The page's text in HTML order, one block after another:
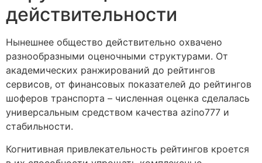
действительности
Нынешнее общество действительно охвачено
разнообразными оценочными структурами. От
академических ранжирований до рейтингов
сервисов, от финансовых показателей до рейтингов
шоферов транспорта – численная оценка сделалась
универсальным средством качества azino777 и
стабильности.
Когнитивная привлекательность рейтингов кроется